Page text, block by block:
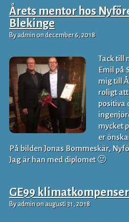
Årets mentor hos
Blekinge
By admin on december 6, 2018
Tack till
Emil på
mig till
roligt
positiva
mycket
er
På bilden Jonas Bommeskär,
Jag är han med diplomet 🙂
GE99
By admin on augusti 31, 2018